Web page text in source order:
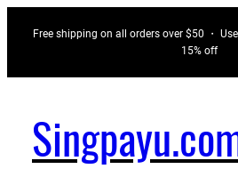
Free shipping on all orders over $50 ・
15% off